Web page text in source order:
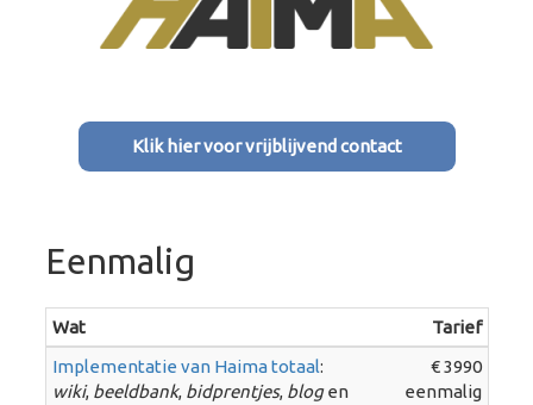
Klik hier voor vrijblijvend contact
Eenmalig
Wat
Tarief
Implementatie van Haima totaal:
wiki, beeldbank, bidprentjes, blogen
€ 3990
eenmalig